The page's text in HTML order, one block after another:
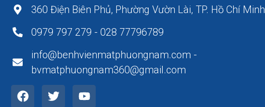
360 Điện Biên Phủ, Phường Vườn Lài, TP. Hồ Chí Minh
0979 797 279 - 028 77796789
info@benhvienmatphuongnam.com -
bvmatphuongnam360@gmail.com